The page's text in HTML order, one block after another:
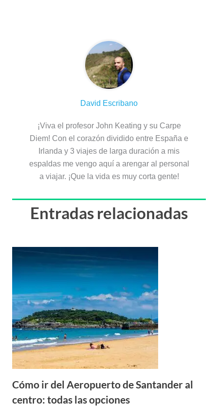
David Escribano
¡Viva el profesor John Keating y su Carpe
Diem! Con el corazón dividido entre España e
Irlanda y 3 viajes de larga duración a mis
espaldas me vengo aquí a arengar al personal
a viajar. ¡Que la vida es muy corta gente!
Entradas relacionadas
Cómo ir del Aeropuerto de Santander al
centro: todas las opciones